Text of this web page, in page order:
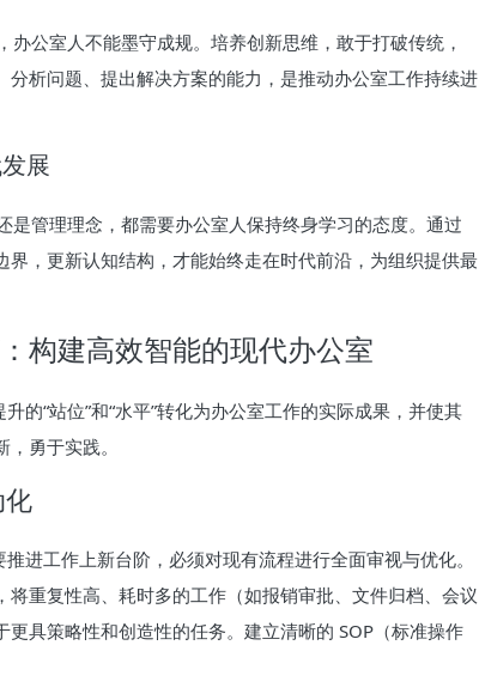
公室人不能墨守成规。培养创新思维，敢于打破传统，
析问题、提出解决方案的能力，是推动办公室工作持续进
展
是管理理念，都需要办公室人保持终身学习的态度。通过
，更新认知结构，才能始终走在时代前沿，为组织提供最
构建高效智能的现代办公室
的“站位”和“水平”转化为办公室工作的实际成果，并使其
勇于实践。
进工作上新台阶，必须对现有流程进行全面审视与优化。
重复性高、耗时多的工作（如报销审批、文件归档、会议
具策略性和创造性的任务。建立清晰的 SOP（标准操作